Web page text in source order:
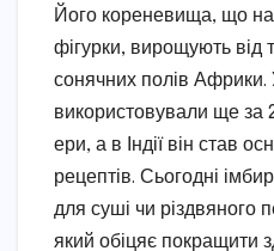
Його кореневища, що
фігурки, вирощують від
сонячних полів Африки.
використовували ще за
ери, а в Індії він став
рецептів. Сьогодні
для суші чи різдвяного
який обіцяє покращити